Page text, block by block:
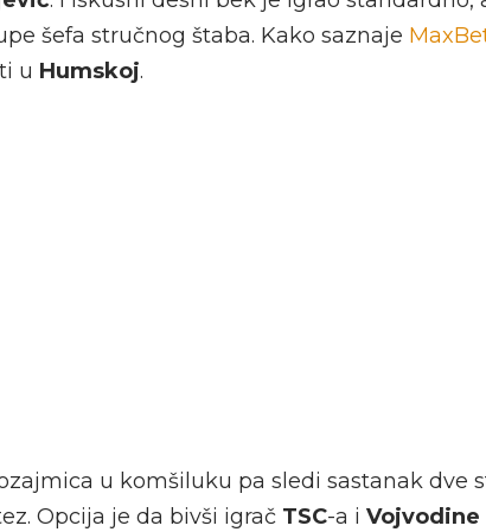
šefa stručnog štaba. Kako saznaje
u Humskoj.
u komšiluku pa sledi sastanak dve
Opcija je da bivši igrač TSC-a i Vojvodine